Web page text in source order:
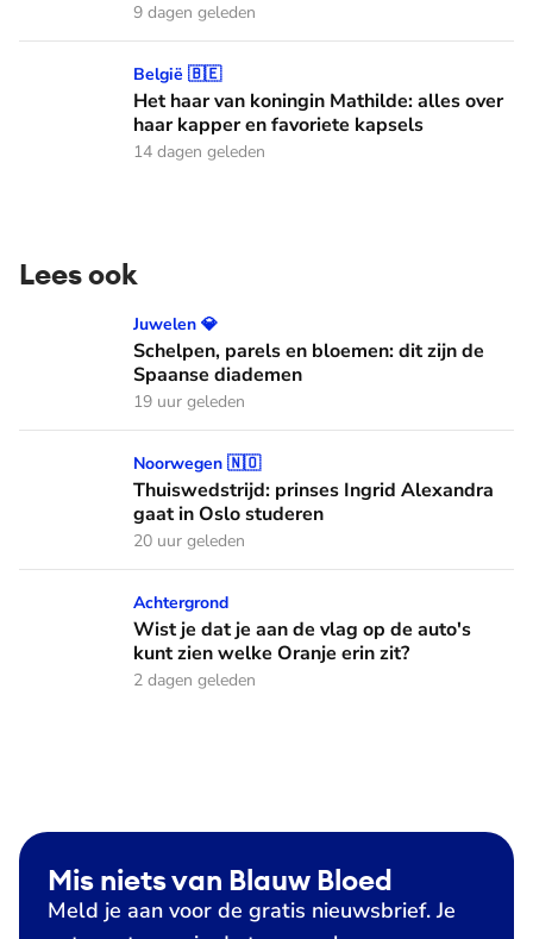
9 dagen geleden
Het haar van koningin Mathilde: alles over haar kapper en
België 🇧🇪
Het haar van koningin Mathilde: alles over
haar kapper en favoriete kapsels
14 dagen geleden
Lees ook
Schelpen, parels en bloemen: dit zijn de Spaanse diademen
Juwelen 💎
Schelpen, parels en bloemen: dit zijn de
Spaanse diademen
19 uur geleden
Thuiswedstrijd: prinses Ingrid Alexandra gaat in Oslo
Noorwegen 🇳🇴
Thuiswedstrijd: prinses Ingrid Alexandra
gaat in Oslo studeren
20 uur geleden
Wist je dat je aan de vlag op de auto's kunt zien welke
Achtergrond
Wist je dat je aan de vlag op de auto's
kunt zien welke Oranje erin zit?
2 dagen geleden
Mis niets van Blauw Bloed
Meld je aan voor de gratis nieuwsbrief. Je